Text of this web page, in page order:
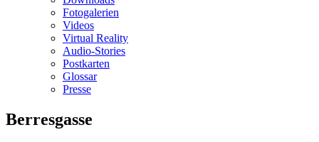
Fotogalerien
Videos
Virtual Reality
Audio-Stories
Postkarten
Glossar
Presse
Berresgasse